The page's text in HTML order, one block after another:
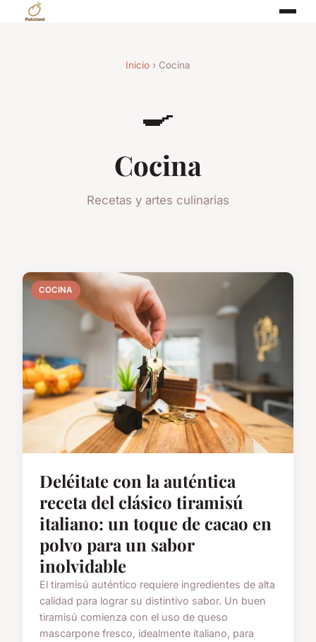
Inicio › Cocina
🍳
Cocina
Recetas y artes culinarias
COCINA
Deléitate con la auténtica
receta del clásico tiramisú
italiano: un toque de cacao en
polvo para un sabor
inolvidable
El tiramisú auténtico requiere ingredientes de alta
calidad para lograr su distintivo sabor. Un buen
tiramisú comienza con el uso de queso
mascarpone fresco, idealmente italiano, para